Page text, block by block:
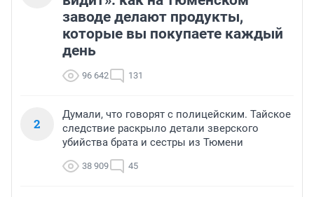
заводе делают продукты,
которые вы покупаете каждый
день
96 642 131
2
Думали, что говорят с полицейским. Тайское
следствие раскрыло детали зверского
убийства брата и сестры из Тюмени
38 909 45